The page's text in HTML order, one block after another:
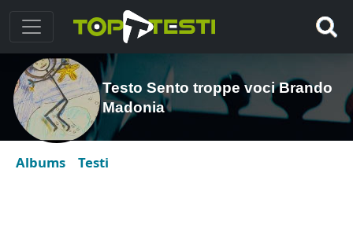
Testo Sento troppe voci Brando
Madonia
Albums Testi